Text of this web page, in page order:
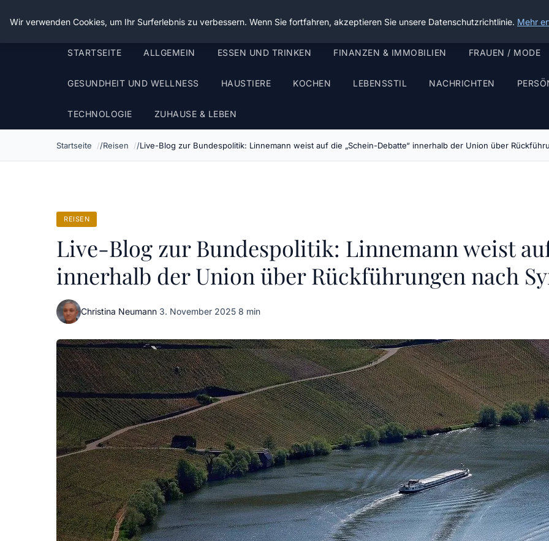
Die Schnitter
STARTSEITE ALLGEMEIN ESSEN UND TRINKEN FINANZEN & IMMOBILIEN FRAUEN / MODE
GESUNDHEIT UND WELLNESS HAUSTIERE KOCHEN LEBENSSTIL NACHRICHTEN
TECHNOLOGIE ZUHAUSE & LEBEN
Startseite Reisen Live-Blog zur Bundespolitik: Linnemann weist auf die „Schein-Debatte“ innerhalb der Union über
REISEN
Live-Blog zur Bundespolitik: Linnemann weist
innerhalb der Union über Rückführungen nach
Christina Neumann·3. November 2025·8 min
Wir verwenden Cookies, um Ihr Surferlebnis zu verbessern. Wenn Sie fortfahren, akzeptieren Sie unsere Datenschutzrichtlinie. Mehr